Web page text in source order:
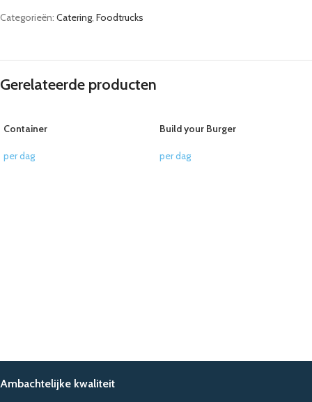
Categorieën: Catering Foodtrucks
Gerelateerde producten
Container
per dag
Build your Burger
per dag
Ambachtelijke kwaliteit